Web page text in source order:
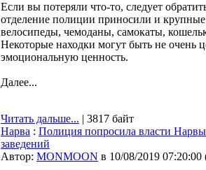
Если вы потеряли что-то, следует
отделение полиции приносили и
велосипеды, чемоданы, самокаты,
Некоторые находки могут быть не очень
эмоциональную ценность.
Далее...
Читать дальше... | 3817 байт
Нарва : Полиция попросила власти
заведений
Автор: MONMOON в 10/08/2019 07:20:00